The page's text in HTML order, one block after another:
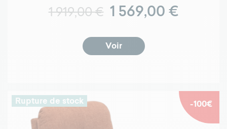
Prix normal
1 919,00 € Prix
1 569,00 €
Voir
Rupture de stock -100€